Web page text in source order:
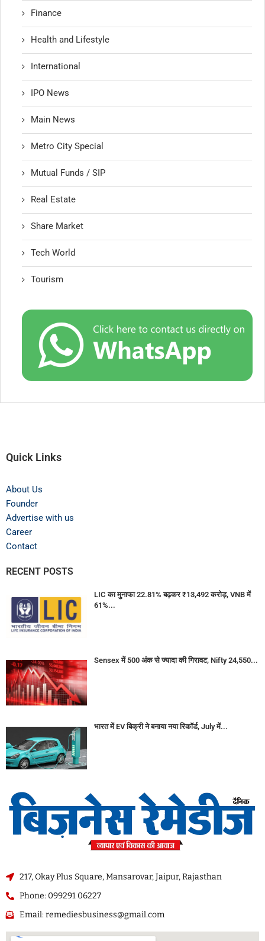
Finance
Health and Lifestyle
International
IPO News
Main News
Metro City Special
Mutual Funds / SIP
Real Estate
Share Market
Tech World
Tourism
Quick Links
About Us
Founder
Advertise with us
Career
Contact
RECENT POSTS
LIC का मुनाफा 22.81% बढ़कर ₹13,492 करोड़, VNB में
61%...
Sensex में 500 अंक से ज्यादा की गिरावट, Nifty 24,550...
भारत में EV बिक्री ने बनाया नया रिकॉर्ड, July में...
217, Okay Plus Square, Mansarovar, Jaipur, Rajasthan
Phone: 099291 06227
Email: remediesbusiness@gmail.com